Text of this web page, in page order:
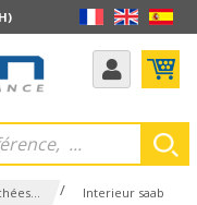
/ Interieur saab